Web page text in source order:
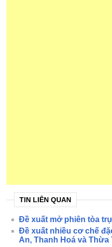
TIN LIÊN QUAN
Đề xuất mở phiên tòa
Đề xuất nhiều cơ chế
An, Thanh Hoá và Thừa